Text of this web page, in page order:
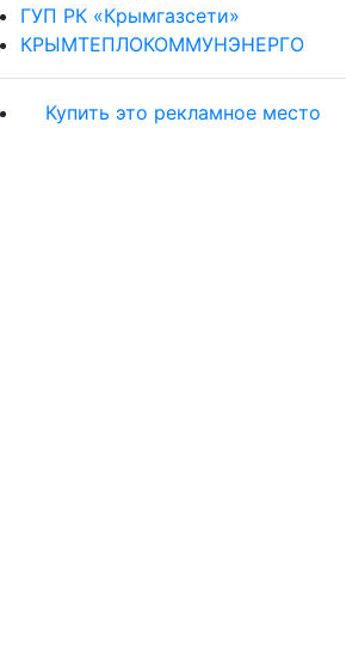
ГУП РК «Крымгазсети»
КРЫМТЕПЛОКОММУНЭНЕРГО
Купить это рекламное место